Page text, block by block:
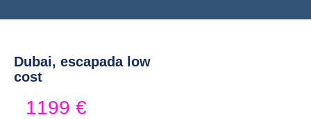
Dubai, escapada low
cost
1199 €